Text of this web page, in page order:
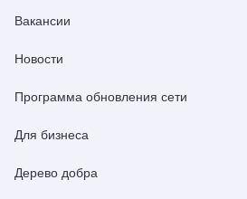
Вакансии
Новости
Программа обновления сети
Для бизнеса
Дерево добра